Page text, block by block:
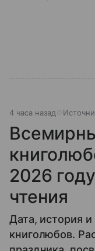
4 часа назад
2026
чтения
Дата, история
книголюбов.